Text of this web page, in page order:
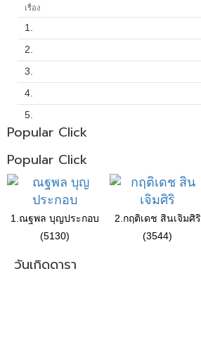
เรื่อง
1.
2.
3.
4.
5.
Popular Click
Popular Click
1.ณฐพล บุญประกอบ
(5130)
2.กฤติเดช สินเจิมศิริ
(3544)
วันเกิดดารา